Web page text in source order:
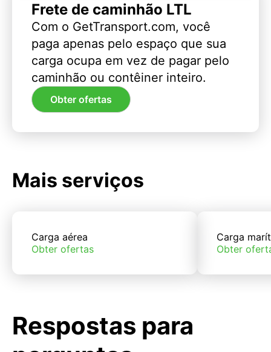
Frete de caminhão LTL
Com o GetTransport.com, você
paga apenas pelo espaço que sua
carga ocupa em vez de pagar pelo
caminhão ou contêiner inteiro.
Obter ofertas
Mais serviços
Carga aérea
Obter ofertas
Carga
Obter
Respostas para